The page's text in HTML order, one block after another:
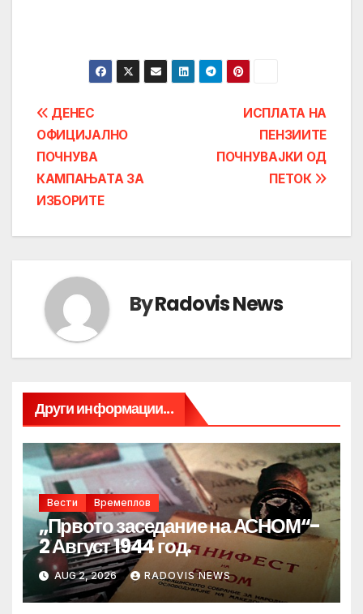
Post
navigation
ИСПЛАТА НА
ПЕНЗИИТЕ
ПОЧНУВАЈКИ ОД
ПЕТОК
ДЕНЕС
ОФИЦИЈАЛНО
ПОЧНУВА
КАМПАЊАТА ЗА
ИЗБОРИТЕ
ByRadovis News
Други информации...
Вести Времеплов
„Првото заседание на АСНОМ“-
2 Август 1944 год.
AUG 2, 2026 RADOVIS NEWS